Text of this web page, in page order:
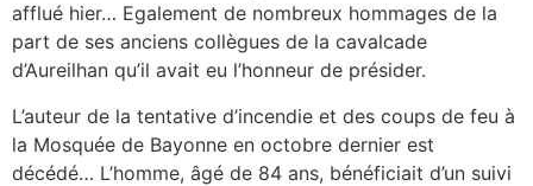
afflué hier… Egalement de nombreux hommages de la
part de ses anciens collègues de la cavalcade
d’Aureilhan qu’il avait eu l’honneur de présider.
L’auteur de la tentative d’incendie et des coups de feu à
la Mosquée de Bayonne en octobre dernier est
décédé… L’homme, âgé de 84 ans, bénéficiait d’un suivi